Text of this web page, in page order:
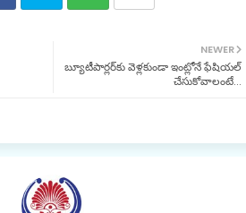
ats
NEWER
బ్యూటీపార్లర్‌కు వెళ్లకుండా ఇంట్లోనే ఫేషియల్
చేసుకోవాలంటే...